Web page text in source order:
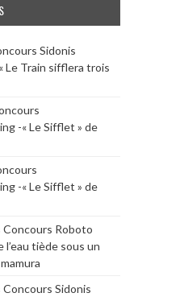
Sidonis
Le Train sifflera trois
-« Le Sifflet » de
-« Le Sifflet » de
Concours Roboto
l’eau tiède sous un
Concours Sidonis